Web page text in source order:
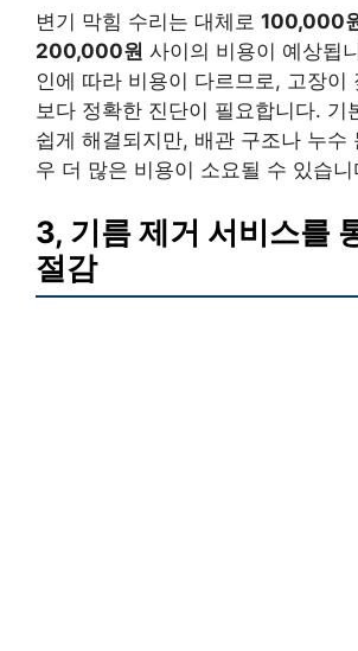
변기 막힘 수리는 대체로 100,000
200,000원 사이의 비용이 예상됩
인에 따라 비용이 다르므로, 고장이
보다 정확한 진단이 필요합니다. 기
쉽게 해결되지만, 배관 구조나 누수
우 더 많은 비용이 소요될 수 있습니
3, 기름 제거 서비스를
절감